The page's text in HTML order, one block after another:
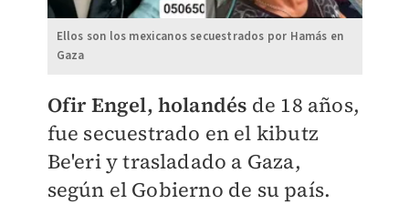
Ellos son los mexicanos secuestrados por Hamás en
Gaza
Ofir Engel, holandés de 18 años,
fue secuestrado en el kibutz
Be'eri y trasladado a Gaza,
según el Gobierno de su país.